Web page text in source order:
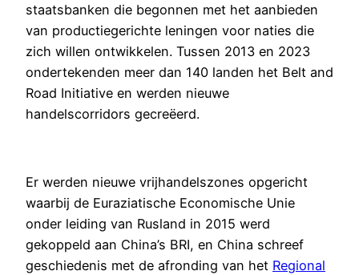
staatsbanken die begonnen met het aanbieden
van productiegerichte leningen voor naties die
zich willen ontwikkelen. Tussen 2013 en 2023
ondertekenden meer dan 140 landen het Belt and
Road Initiative en werden nieuwe
handelscorridors gecreëerd.
Er werden nieuwe vrijhandelszones opgericht
waarbij de Euraziatische Economische Unie
onder leiding van Rusland in 2015 werd
gekoppeld aan China’s BRI, en China schreef
geschiedenis met de afronding van het Regional